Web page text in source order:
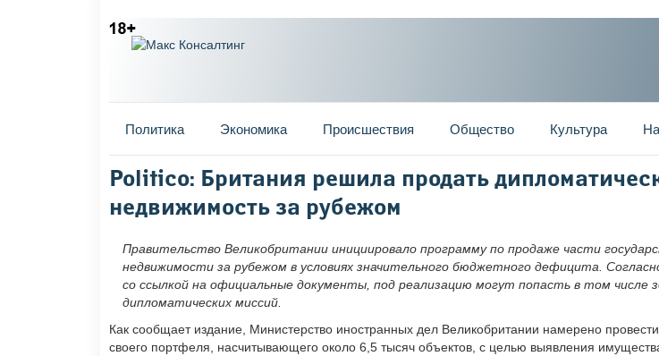
Главное меню
Политика Экономика Происшествия Общество Культура
Вы здесь
Politico: Британия решила продать
недвижимость за рубежом
Правительство Великобритании инициировало программу по продаже части
недвижимости за рубежом в условиях значительного бюджетного дефицита.
со ссылкой на официальные документы, под реализацию могут попасть в том числе
дипломатических миссий.
Как сообщает издание, Министерство иностранных дел Великобритании намерено
своего портфеля, насчитывающего около 6,5 тысяч объектов, с целью выявления